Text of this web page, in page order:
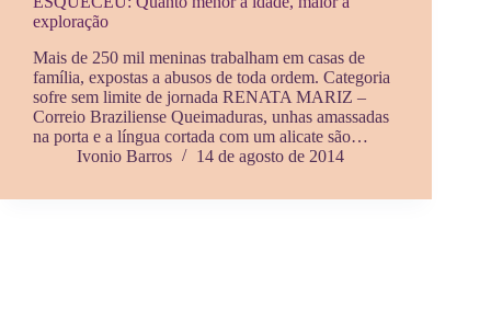
exploração
Mais de 250 mil meninas trabalham em casas de
família, expostas a abusos de toda ordem. Categoria
sofre sem limite de jornada RENATA MARIZ –
Correio Braziliense Queimaduras, unhas amassadas
na porta e a língua cortada com um alicate são…
Ivonio Barros
14 de agosto de 2014